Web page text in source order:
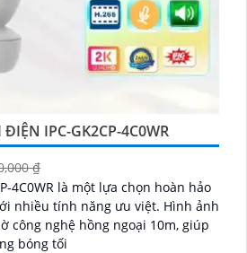
IPC-GK2CP-4C0WR
₫
4C0WR là một lựa chọn hoàn hảo
tính năng ưu việt. Hình ảnh
công nghệ hồng ngoại 10m, giúp
bóng tối